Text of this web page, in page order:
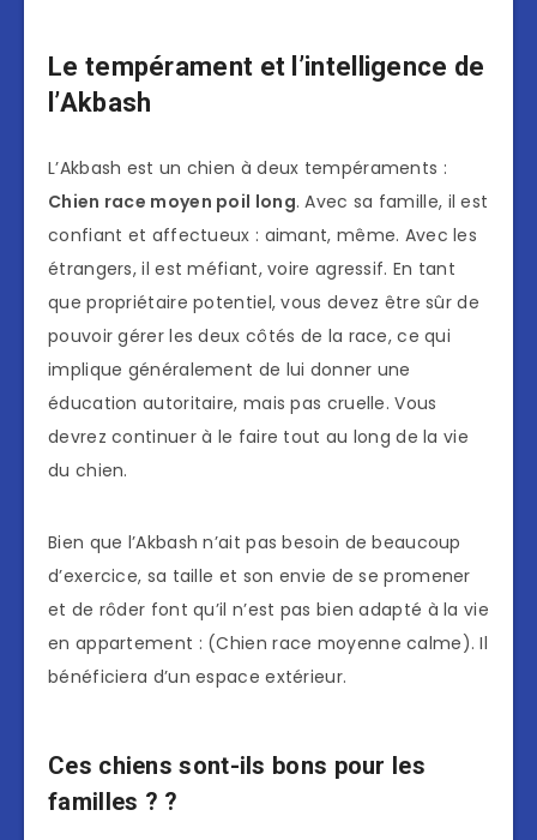
Le tempérament et l’intelligence de
l’Akbash
L’Akbash est un chien à deux tempéraments :
Chien race moyen poil long. Avec sa famille, il est
confiant et affectueux : aimant, même. Avec les
étrangers, il est méfiant, voire agressif. En tant
que propriétaire potentiel, vous devez être sûr de
pouvoir gérer les deux côtés de la race, ce qui
implique généralement de lui donner une
éducation autoritaire, mais pas cruelle. Vous
devrez continuer à le faire tout au long de la vie
du chien.
Bien que l’Akbash n’ait pas besoin de beaucoup
d’exercice, sa taille et son envie de se promener
et de rôder font qu’il n’est pas bien adapté à la vie
en appartement : (Chien race moyenne calme). Il
bénéficiera d’un espace extérieur.
Ces chiens sont-ils bons pour les
familles ? ?